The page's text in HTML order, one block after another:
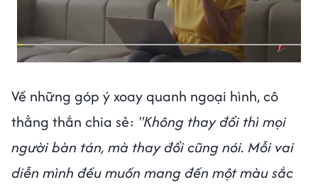
Về những góp ý xoay quanh ngoại hình, cô
thẳng thắn chia sẻ: "Không thay đổi thì mọi
người bàn tán, mà thay đổi cũng nói. Mỗi vai
diễn mình đều muốn mang đến một màu sắc